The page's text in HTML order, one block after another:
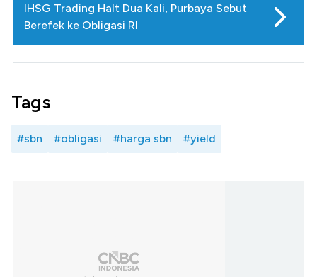
IHSG Trading Halt Dua Kali, Purbaya Sebut
Berefek ke Obligasi RI
Tags
#sbn #obligasi #harga sbn #yield